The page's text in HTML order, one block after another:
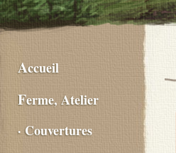
Accueil
Ferme, Atelier
· Couvertures